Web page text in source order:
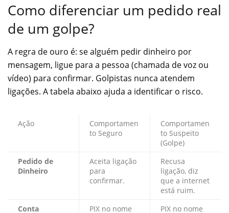
Como diferenciar um pedido real
de um golpe?
A regra de ouro é: se alguém pedir dinheiro por
mensagem, ligue para a pessoa (chamada de voz ou
vídeo) para confirmar. Golpistas nunca atendem
ligações. A tabela abaixo ajuda a identificar o risco.
Ação
Comportamen
to Seguro
Comportamen
to Suspeito
(Golpe)
Pedido de
Dinheiro
Aceita ligação
para
confirmar.
Recusa
ligação, diz
que a internet
está ruim.
Conta
PIX no nome PIX no nome